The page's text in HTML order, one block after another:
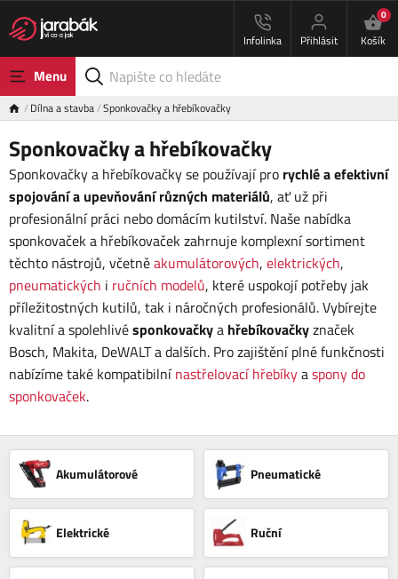
Infolinka Přihlásit
0
Košík
Menu
Dílna a stavba Sponkovačky a hřebíkovačky
Sponkovačky a hřebíkovačky
Sponkovačky a hřebíkovačky se používají pro rychlé a efektivní
spojování a upevňování různých materiálů, ať už při
profesionální práci nebo domácím kutilství. Naše nabídka
sponkovaček a hřebíkovaček zahrnuje komplexní sortiment
těchto nástrojů, včetněakumulátorových, elektrických,
pneumatických i ručních modelů, které uspokojí potřeby jak
příležitostných kutilů, tak i náročných profesionálů. Vybírejte
kvalitní a spolehlivésponkovačkya hřebíkovačkyznaček
Bosch, Makita, DeWALT a dalších. Pro zajištění plné funkčnosti
nabízíme také kompatibilnínastřelovací hřebíkyaspony do
sponkovaček.
Akumulátorové Pneumatické
Elektrické Ruční